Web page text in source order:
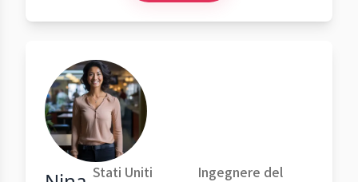
Stati Uniti
Ingegnere del